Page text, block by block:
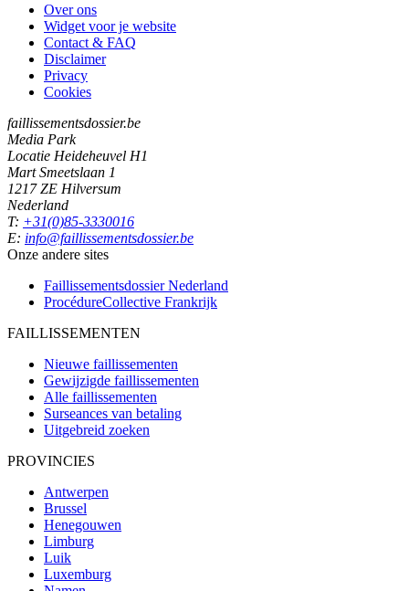
Over ons
Widget voor je website
Contact & FAQ
Disclaimer
Privacy
Cookies
faillissementsdossier.be
Media Park
Locatie Heideheuvel H1
Mart Smeetslaan 1
1217 ZE Hilversum
Nederland
T: +31(0)85-3330016
E: info@faillissementsdossier.be
Onze andere sites
Faillissementsdossier Nederland
ProcédureCollective Frankrijk
FAILLISSEMENTEN
Nieuwe faillissementen
Gewijzigde faillissementen
Alle faillissementen
Surseances van betaling
Uitgebreid zoeken
PROVINCIES
Antwerpen
Brussel
Henegouwen
Limburg
Luik
Luxemburg